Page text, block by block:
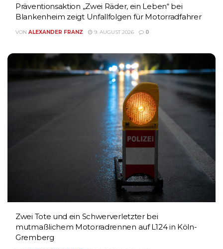
Präventionsaktion „Zwei Räder, ein Leben“ bei
Blankenheim zeigt Unfallfolgen für Motorradfahrer
VON ALEXANDER FRANZ 9. AUGUST 2026 0
Zwei Tote und ein Schwerverletzter bei
mutmaßlichem Motorradrennen auf L124 in Köln-
Gremberg